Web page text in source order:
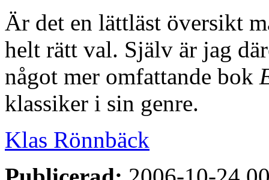
Är det en lättläst översikt
helt rätt val. Själv är jag
något mer omfattande bok
klassiker i sin genre.
Klas Rönnbäck